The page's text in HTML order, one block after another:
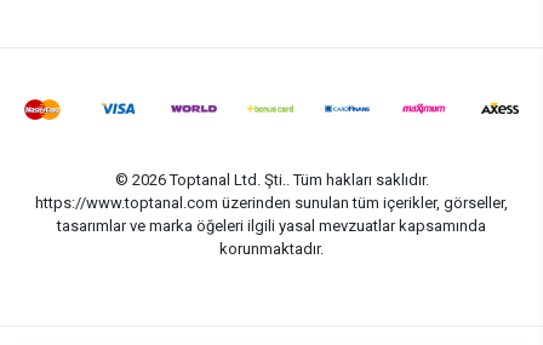
© 2026 Toptanal Ltd. Şti.. Tüm hakları saklıdır.
https://www.toptanal.com üzerinden sunulan tüm içerikler, görseller,
tasarımlar ve marka öğeleri ilgili yasal mevzuatlar kapsamında
korunmaktadır.